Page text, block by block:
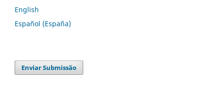
English
Español (España)
Enviar Submissão